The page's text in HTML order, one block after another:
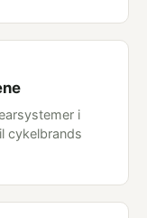
i
cykelbrands